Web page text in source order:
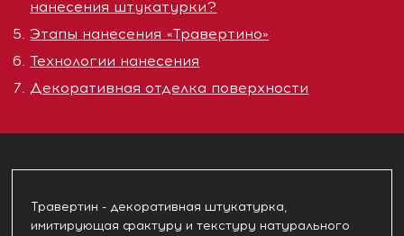
нанесения штукатурки?
Этапы нанесения «Травертино»
Технологии нанесения
Декоративная отделка поверхности
Травертин - декоративная штукатурка,
имитирующая фактуру и текстуру натурального